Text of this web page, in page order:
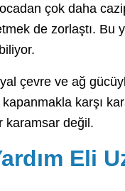
çok daha
de zorlaştı. Bu
çevre ve ağ
karşı
karamsar değil.
Eli